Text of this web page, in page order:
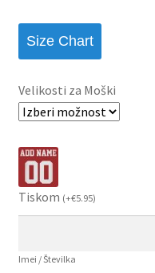
Size Chart
Velikosti za Moški
Tiskom (+€5.95)
Imei / Številka